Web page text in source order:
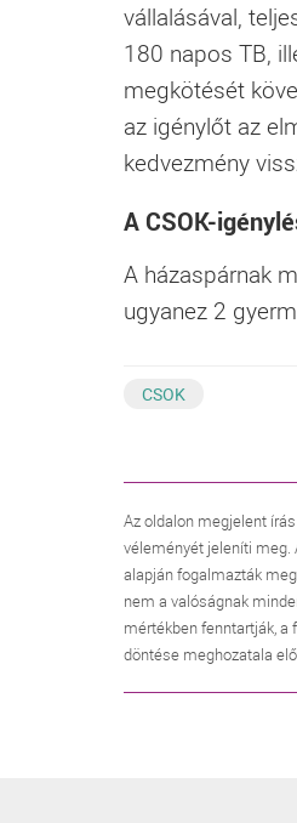
vállalásával,
180 napos TB,
megkötését
az igénylőt az
kedvezmény
A CSOK-
A házaspárnak
ugyanez 2
CSOK
Az oldalon megjelent
véleményét jeleníti meg.
alapján fogalmazták
nem a valóságnak
mértékben fenntartják,
döntése meghozatala